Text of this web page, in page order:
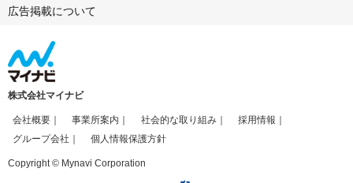
広告掲載について
株式会社マイナビ
会社概要 事業所案内 社会的な取り組み
採用情報
グループ会社
個人情報保護方針
Copyright © Mynavi Corporation